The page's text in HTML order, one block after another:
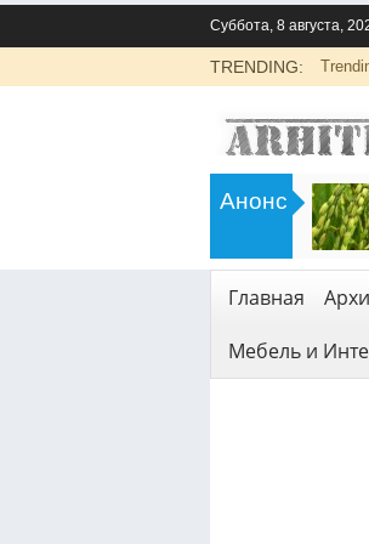
Суббота, 8 августа,
TRENDING:
Анонс
Инженерно-экологические изыскания
Главная
Мебель и